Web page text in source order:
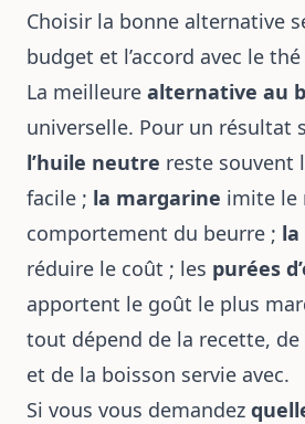
Choisir la bonne alternative
budget et l’accord avec le thé
La meilleure alternative au
universelle. Pour un résultat
l’huile neutre reste souvent
facile ; la margarine imite le
comportement du beurre ; la
réduire le coût ; les purées
apportent le goût le plus
tout dépend de la recette,
et de la boisson servie avec.
Si vous vous demandez